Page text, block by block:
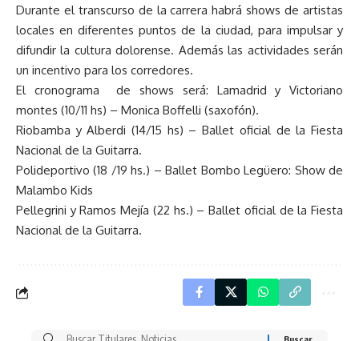
Durante el transcurso de la carrera habrá shows de artistas
locales en diferentes puntos de la ciudad, para impulsar y
difundir la cultura dolorense. Además las actividades serán
un incentivo para los corredores.
El cronograma de shows será: Lamadrid y Victoriano
montes (10/11 hs) – Monica Boffelli (saxofón).
Riobamba y Alberdi (14/15 hs) – Ballet oficial de la Fiesta
Nacional de la Guitarra.
Polideportivo (18 /19 hs.) – Ballet Bombo Legüero: Show de
Malambo Kids
Pellegrini y Ramos Mejía (22 hs.) – Ballet oficial de la Fiesta
Nacional de la Guitarra.